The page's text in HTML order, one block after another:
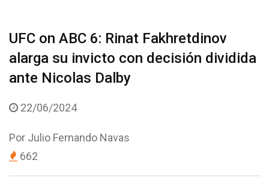
UFC on ABC 6: Rinat Fakhretdinov
alarga su invicto con decisión dividida
ante Nicolas Dalby
22/06/2024
Por Julio Fernando Navas
662